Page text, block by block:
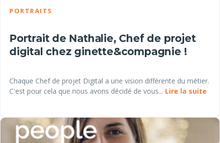
PORTRAITS
Portrait de Nathalie, Chef de projet
digital chez ginette&compagnie !
Chaque Chef de projet Digital a une vision différente du métier.
C'est pour cela que nous avons décidé de vous... Lire la suite